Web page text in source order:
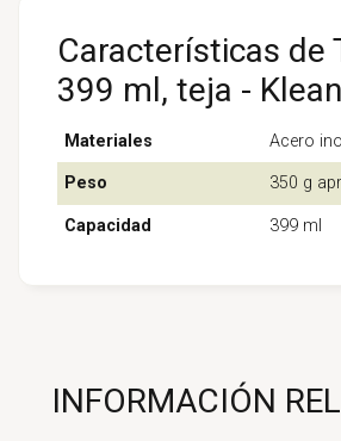
Características de
399 ml, teja -
Materiales Acero
Peso 350 g
Capacidad 399 ml
INFORMACIÓN